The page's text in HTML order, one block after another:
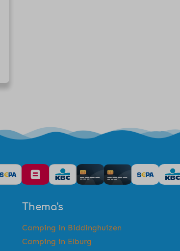
Thema's
Camping in Biddinghuizen
Camping in Elburg